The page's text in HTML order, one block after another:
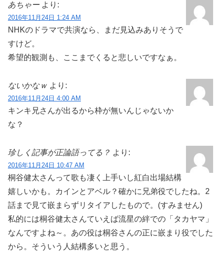
あちゃー より:
2016年11月24日 1:24 AM
NHKのドラマで共演なら、まだ見込みありそうで
すけど。
希望的観測も、ここまでくると悲しいですなぁ。
ないかなｗ より:
2016年11月24日 4:00 AM
キンキ兄さんが出るから枠が無いんじゃないか
な？
珍しく記事が正論語ってる？ より:
2016年11月24日 10:47 AM
桐谷健太さんって歌も凄く上手いし紅白出場結構
嬉しいかも。カインとアベル？確かに兄弟役でしたね。2
話まで見て嵌まらずリタイアしたもので。(すみません)
私的には桐谷健太さんていえば流星の絆での「タカヤマ」
なんですよね～。あの役は桐谷さんの正に嵌まり役でした
から。そういう人結構多いと思う。